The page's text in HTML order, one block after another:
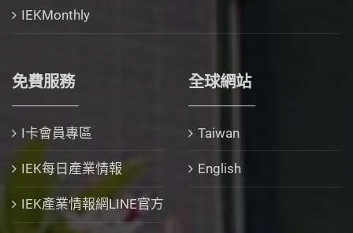
IEKMonthly
免費服務
I卡會員專區
IEK每日產業情報
IEK產業情報網LINE官方
全球網站
Taiwan
English